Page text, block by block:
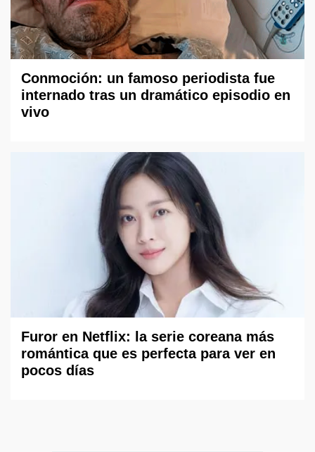
Conmoción: un famoso periodista fue
internado tras un dramático episodio en
vivo
Furor en Netflix: la serie coreana más
romántica que es perfecta para ver en
pocos días